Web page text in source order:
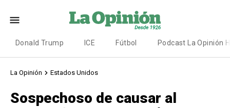
Donald Trump ICE Fútbol Podcast La Opinión
La Opinión Estados Unidos
Sospechoso de causar al